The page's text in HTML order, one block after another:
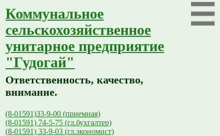
Коммунальное
сельскохозяйственное
унитарное предприятие
"Гудогай"
Ответственность, качество,
внимание.
(8-01591)33-9-00 (приемная)
(8-01591) 74-5-75 (гл.бухгалтер)
(8-01591) 33-9-03 (гл.экономист)